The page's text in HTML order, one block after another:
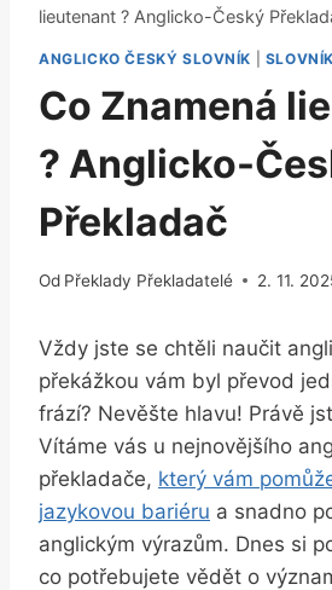
lieutenant ? Anglicko-Český
ANGLICKO ČESKÝ SLOVNÍK SLOVNÍK
Co Znamená
? Anglicko-
Překladač
Od Překlady Překladatelé 2. 11.
Vždy jste se chtěli naučit
překážkou vám byl převod
frází? Nevěšte hlavu! Právě
Vítáme vás u nejnovějšího
překladače, který vám
jazykovou bariéru a snadno
anglickým výrazům. Dnes si
co potřebujete vědět o